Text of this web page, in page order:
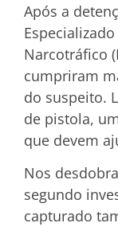
Após a
Narcotráfico
cumpriram
do suspeito.
de pistola,
que devem
Nos
segundo
capturado